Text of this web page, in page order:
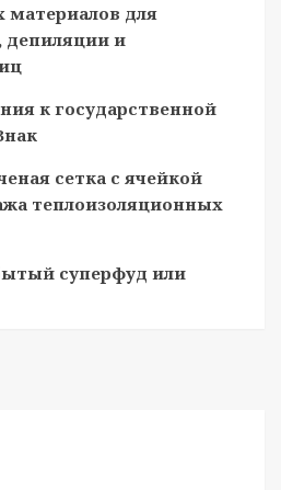
материалов для
депиляции и
к государственной
сетка с ячейкой
теплоизоляционных
суперфуд или